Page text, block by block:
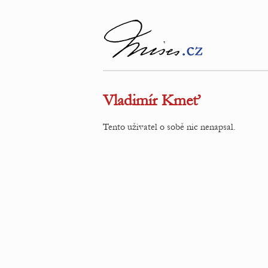
Vladimír Kmeť
Tento uživatel o sobě nic nenapsal.